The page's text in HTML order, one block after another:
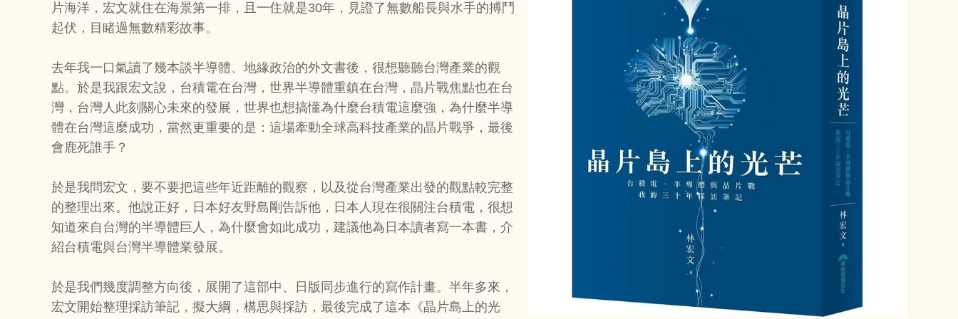
片海洋，宏文就住在海景第一排，且一住就是30年，見證了無數船長與水手的搏鬥
起伏，目睹過無數精彩故事。
去年我一口氣讀了幾本談半導體、地緣政治的外文書後，很想聽聽台灣產業的觀
點。於是我跟宏文說，台積電在台灣，世界半導體重鎮在台灣，晶片戰焦點也在台
灣，台灣人此刻關心未來的發展，世界也想搞懂為什麼台積電這麼強，為什麼半導
體在台灣這麼成功，當然更重要的是：這場牽動全球高科技產業的晶片戰爭，最後
會鹿死誰手？
於是我問宏文，要不要把這些年近距離的觀察，以及從台灣產業出發的觀點較完整
的整理出來。他說正好，日本好友野島剛告訴他，日本人現在很關注台積電，很想
知道來自台灣的半導體巨人，為什麼會如此成功，建議他為日本讀者寫一本書，介
紹台積電與台灣半導體業發展。
於是我們幾度調整方向後，展開了這部中、日版同步進行的寫作計畫。半年多來，
宏文開始整理採訪筆記，擬大綱，構思與採訪，最後完成了這本《晶片島上的光